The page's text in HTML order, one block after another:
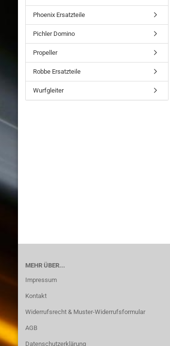
Phoenix Ersatzteile
Pichler Domino
Propeller
Robbe Ersatzteile
Wurfgleiter
MEHR ÜBER...
Impressum
Kontakt
Widerrufsrecht & Muster-Widerrufsformular
AGB
Datenschutzerklärung